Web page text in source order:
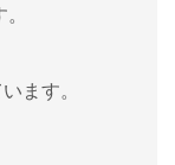
ます。